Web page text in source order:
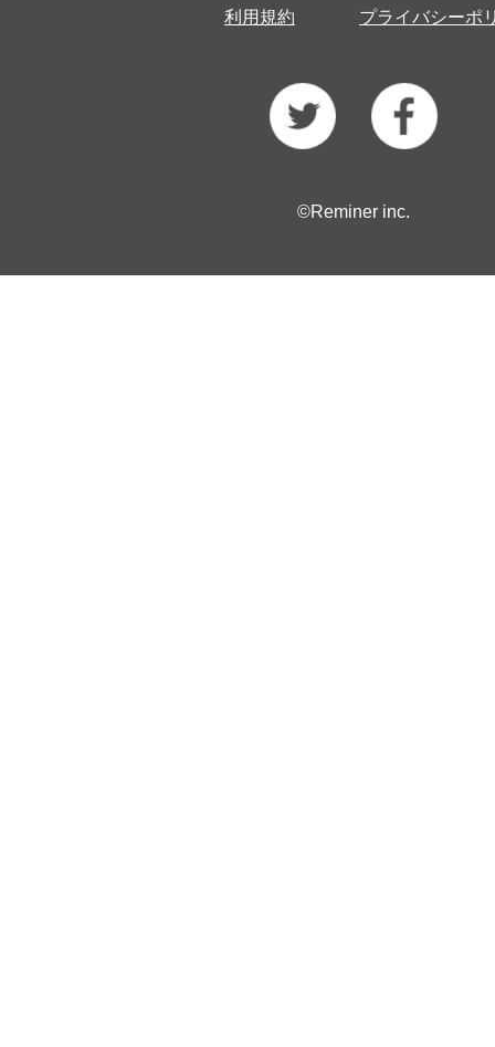
利用規約 プライバシーポ
©Reminer inc.